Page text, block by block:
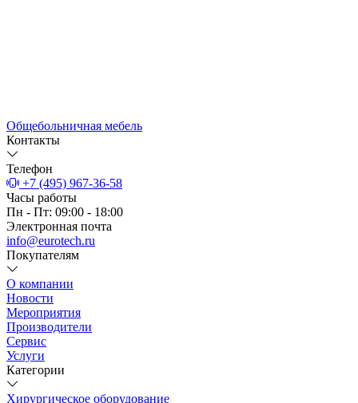
Общебольничная мебель
Контакты
Телефон
+7 (495) 967-36-58
Часы работы
Пн - Пт: 09:00 - 18:00
Электронная почта
info@eurotech.ru
Покупателям
О компании
Новости
Мероприятия
Производители
Сервис
Услуги
Категории
Хирургическое оборудование